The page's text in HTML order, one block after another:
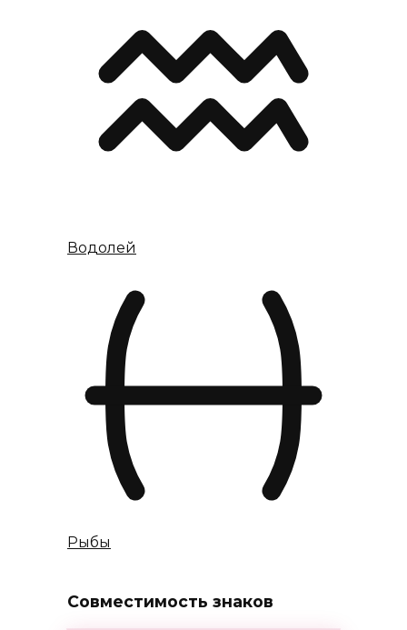
Водолей
Рыбы
Совместимость знаков